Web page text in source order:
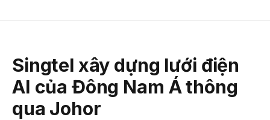
Singtel xây dựng lưới điện
AI của Đông Nam Á thông
qua Johor